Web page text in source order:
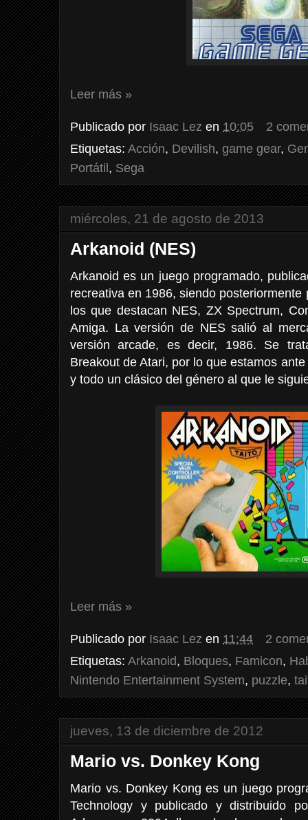
Leer más »
Publicado por Isaac Lez en 10:05
2
Etiquetas: Acción, Devilish, game gear,
Portátil, Sega
miércoles, 21 de agosto de 2013
Arkanoid (NES)
Arkanoid es un juego programado,
recreativa en 1986, siendo
los que destacan NES, ZX Spectrum,
Amiga. La versión de NES salió al
versión arcade, es decir, 1986. Se
Breakout de Atari, por lo que estamos
y todo un clásico del género al que le
Leer más »
Publicado por Isaac Lez en 11:44
2
Etiquetas: Arkanoid, Bloques, Famicon,
Nintendo Entertainment System, puzzle,
jueves, 13 de diciembre de 2012
Mario vs. Donkey Kong
Mario vs. Donkey Kong es un juego
Technology y publicado y distribuido